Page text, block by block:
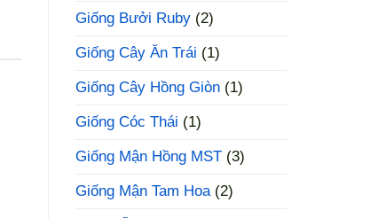
Giống Bưởi Ruby (2)
Giống Cây Ăn Trái (1)
Giống Cây Hồng Giòn (1)
Giống Cóc Thái (1)
Giống Mận Hồng MST (3)
Giống Mận Tam Hoa (2)